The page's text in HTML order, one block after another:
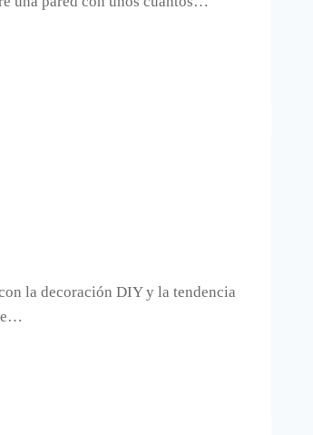
la decoración DIY y la tendencia